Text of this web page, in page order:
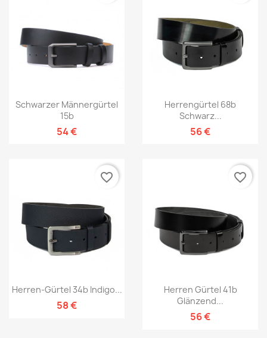
Schwarzer Männergürtel
15b
54 €
Herrengürtel 68b
Schwarz...
56 €
Herren-Gürtel 34b Indigo...
58 €
favorite_border
Herren Gürtel 41b
Glänzend...
56 €
favorite_border